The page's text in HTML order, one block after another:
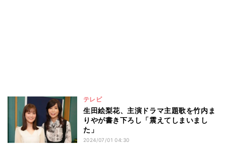
テレビ
生田絵梨花、主演ドラマ主題歌を竹内ま
りやが書き下ろし「震えてしまいまし
た」
2024/07/01 04:30